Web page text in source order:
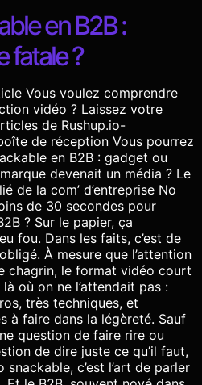
en B2B :
fatale ?
Vous voulez comprendre
vidéo ? Laissez votre
de Rushup.io-
de réception Vous pourrez
en B2B : gadget ou
devenait un média ? Le
de la com’ d’entreprise No
de 30 secondes pour
? Sur le papier, ça
fou. Dans les faits, c’est de
À mesure que l’attention
chagrin, le format vidéo court
où on ne l’attendait pas :
très techniques, et
à faire dans la légèreté. Sauf
question de faire rire ou
de dire juste ce qu’il faut,
c’est l’art de parler